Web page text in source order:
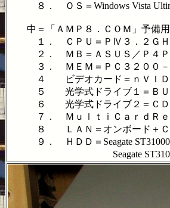
８． ＯＳ＝Windows Vista
中＝「ＡＭＰ８．ＣＯＭ」予備用
１． ＣＰＵ＝ＰⅣ３．２ＧＨ
２． ＭＢ＝ＡＳＵＳ／Ｐ４Ｐ
３． ＭＥＭ＝ＰＣ３２００－
４ ビデオカード＝ｎＶＩＤＩ
５ 光学式ドライブ１＝ＢＵＦ
６ 光学式ドライブ２＝ＣＤ－
７． ＭｕｌｔｉＣａｒｄＲｅ
８ ＬＡＮ＝オンボード＋Ｃｏ
９． ＨＤＤ＝Seagate
Seagate ST31000340AS